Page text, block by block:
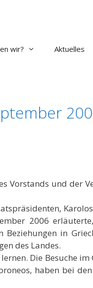
wir? Aktuelles
Vorstands und der
2006
in
des Landes.
Die Besuche
haben bei